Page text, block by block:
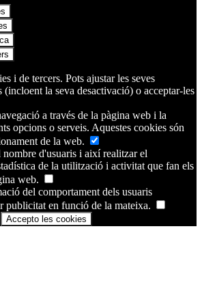
i de tercers. Pots ajustar les seves
(incloent la seva desactivació) o acceptar-les
a través de la pàgina web i la
opcions o serveis. Aquestes cookies són
de la web.
d'usuaris i així realitzar el
de la utilització i activitat que fan els
web.
del comportament dels usuaris
publicitat en funció de la mateixa.
Accepto les cookies